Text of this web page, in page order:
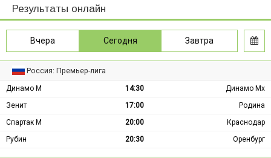
Результаты онлайн
Вчера Сегодня Завтра
Россия: Премьер-лига
Динамо М 14:30
Динамо Мх
Зенит
17:00
Родина
Спартак М
20:00
Краснодар
Рубин
20:30 Оренбург